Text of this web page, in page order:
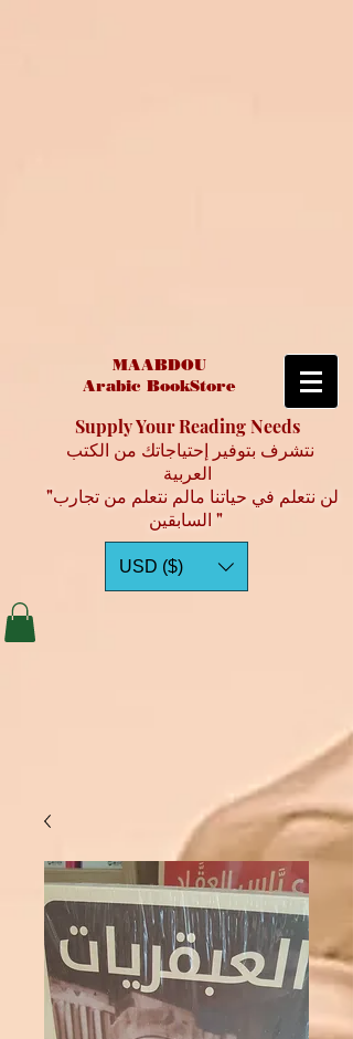
MAABDOU
Arabic BookStore
Supply Your Reading Needs
العربية
"لن نتعلم في حياتنا مالم نتعلم من تجارب
السابقين "
USD ($)